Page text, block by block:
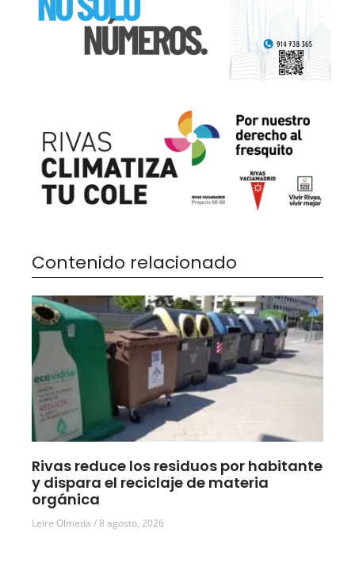
Contenido relacionado
Rivas reduce los residuos por habitante
y dispara el reciclaje de materia
orgánica
Leire Olmeda 8 agosto, 2026